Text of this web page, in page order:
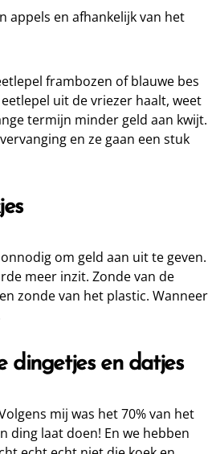
appels en afhankelijk van het
frambozen of blauwe bes
uit de vriezer haalt, weet
termijn minder geld aan kwijt.
en ze gaan een stuk
om geld aan uit te geven.
meer inzit. Zonde van de
zonde van het plastic. Wanneer
dingetjes en datjes
mij was het 70% van het
ding laat doen! En we hebben